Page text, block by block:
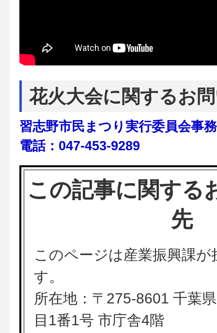
花火大会に関するお
習志野市民まつり実行委員会事
電話：047-453-9289
この記事に関する
先
このページは産業振興課
す。
所在地：〒275-8601 千葉
目1番1号 市庁舎4階